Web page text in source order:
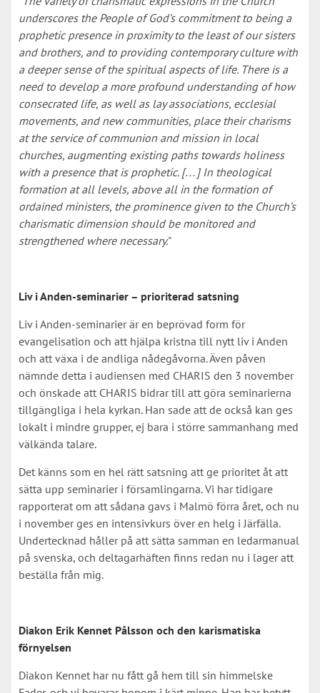
underscores the People of God’s commitment to being a
prophetic presence in proximity to the least of our sisters
and brothers, and to providing contemporary culture with
a deeper sense of the spiritual aspects of life. There is a
need to develop a more profound understanding of how
consecrated life, as well as lay associations, ecclesial
movements, and new communities, place their charisms
at the service of communion and mission in local
churches, augmenting existing paths towards holiness
with a presence that is prophetic. […] In theological
formation at all levels, above all in the formation of
ordained ministers, the prominence given to the Church’s
charismatic dimension should be monitored and
strengthened where necessary."
Liv i Anden-seminarier – prioriterad satsning
Liv i Anden-seminarier är en beprövad form för
evangelisation och att hjälpa kristna till nytt liv i Anden
och att växa i de andliga nådegåvorna. Även påven
nämnde detta i audiensen med CHARIS den 3 november
och önskade att CHARIS bidrar till att göra seminarierna
tillgängliga i hela kyrkan. Han sade att de också kan ges
lokalt i mindre grupper, ej bara i större sammanhang med
välkända talare.
Det känns som en hel rätt satsning att ge prioritet åt att
sätta upp seminarier i församlingarna. Vi har tidigare
rapporterat om att sådana gavs i Malmö förra året, och nu
i november ges en intensivkurs över en helg i Järfälla.
Undertecknad håller på att sätta samman en ledarmanual
på svenska, och deltagarhäften finns redan nu i lager att
beställa från mig.
Diakon Erik Kennet Pålsson och den karismatiska
förnyelsen
Diakon Kennet har nu fått gå hem till sin himmelske